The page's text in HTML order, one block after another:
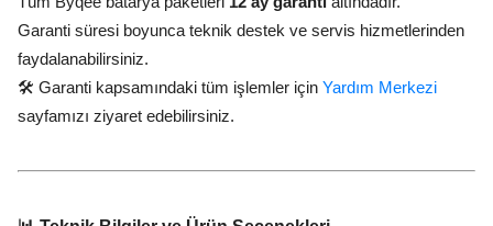
Garanti süresi boyunca teknik destek ve servis hizmetlerinden
faydalanabilirsiniz.
🛠️ Garanti kapsamındaki tüm işlemler için Yardım Merkezi
sayfamızı ziyaret edebilirsiniz.